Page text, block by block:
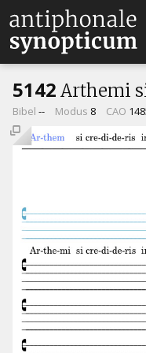
5142 Arthemi
Bibel -- Modus 8 CAO